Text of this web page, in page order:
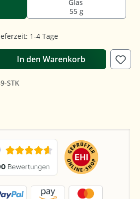
Glas
55 g
1-4 Tage
In den Warenkorb
STK